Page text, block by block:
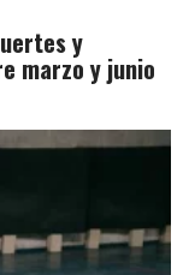
y
marzo y junio